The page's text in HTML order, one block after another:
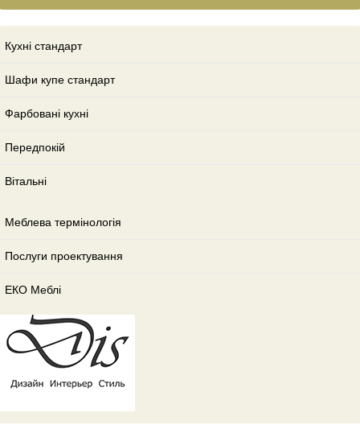
Кухні стандарт
Шафи купе стандарт
Фарбовані кухні
Передпокій
Вітальні
Меблева термінологія
Послуги проектування
ЕКО Меблі